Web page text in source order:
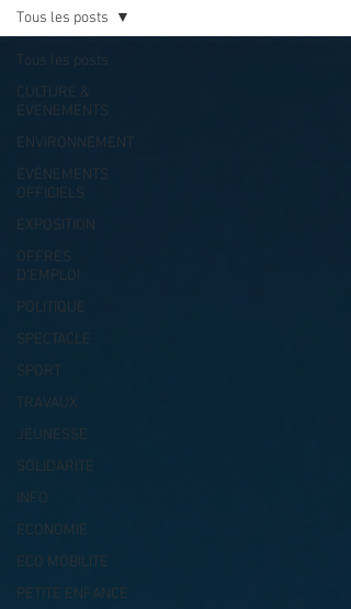
Tous les posts
CULTURE &
EVENEMENTS
ENVIRONNEMENT
ÉVÉNEMENTS
OFFICIELS
EXPOSITION
OFFRES
D'EMPLOI
POLITIQUE
SPECTACLE
SPORT
TRAVAUX
JEUNESSE
SOLIDARITÉ
INFO
ECONOMIE
ECO MOBILITE
PETITE ENFANCE
Tous les posts